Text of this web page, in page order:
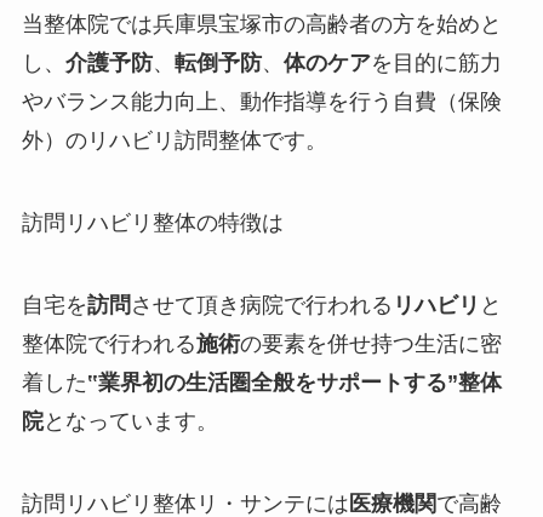
当整体院では兵庫県宝塚市の高齢者の方を始めと
し、 介護予防、 転倒予防、 体のケアを目的に筋力
やバランス能力向上、動作指導を行う 自費（保険
外） のリハビリ訪問整体です。
訪問リハビリ整体の特徴は
自宅を訪問 させて頂き病院で行われる リハビリ と
整体院で行われる施術の要素を併せ持つ生活に密
着した‟業界初の生活圏全般をサポートする”整体
院となっています。
訪問リハビリ整体リ・サンテには 医療機関で高齢